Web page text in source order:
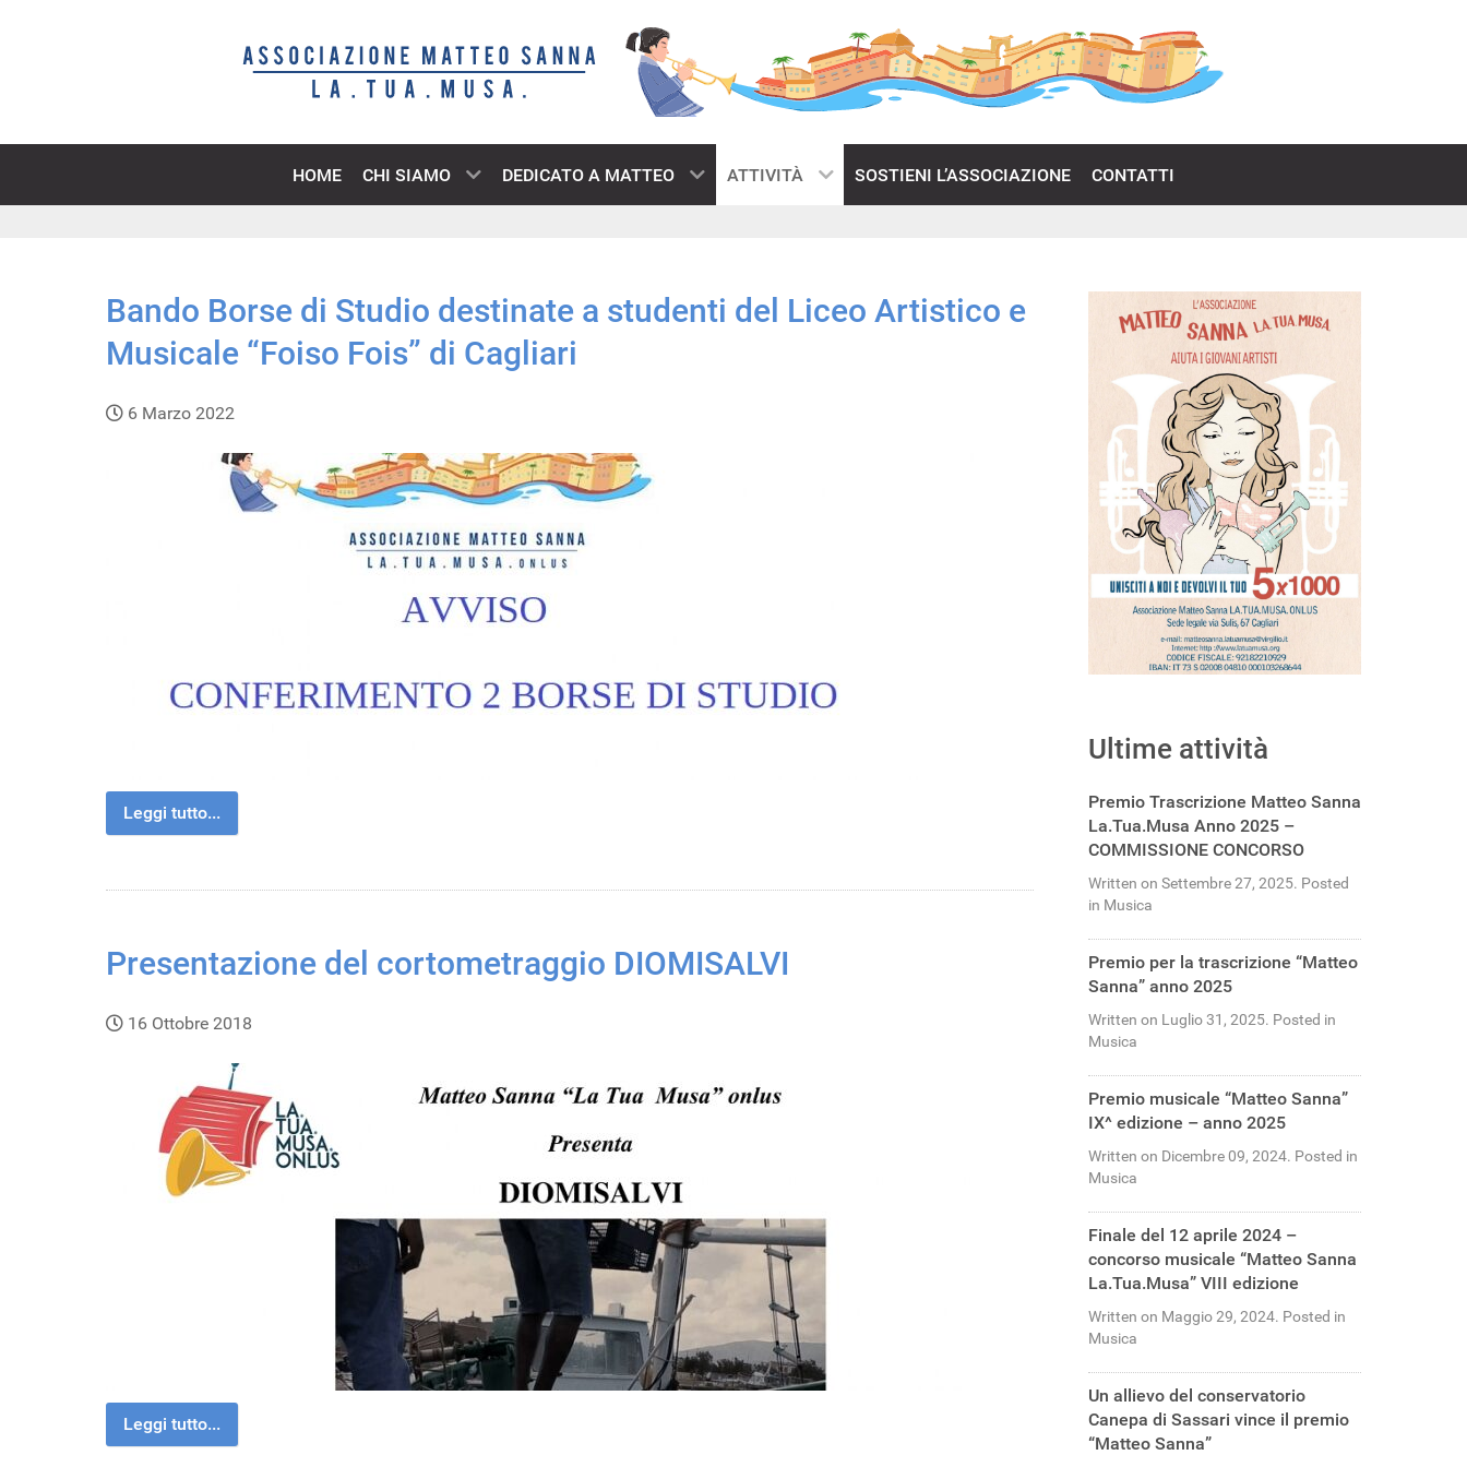
HOME CHI SIAMO DEDICATO A MATTEO ATTIVITÀ SOSTIENI L’ASSOCIAZIONE CONTATTI
Bando Borse di Studio destinate a studenti del Liceo Artistico e
Musicale “Foiso Fois” di Cagliari
6 Marzo 2022
Leggi tutto...
Presentazione del cortometraggio DIOMISALVI
16 Ottobre 2018
Leggi tutto...
Ultime attività
Premio Trascrizione Matteo Sanna
La.Tua.Musa Anno 2025 –
COMMISSIONE CONCORSO
Written on Settembre 27, 2025. Posted
in Musica
Premio per la trascrizione “Matteo
Sanna” anno 2025
Written on Luglio 31, 2025. Posted in
Musica
Premio musicale “Matteo Sanna”
IX^ edizione – anno 2025
Written on Dicembre 09, 2024. Posted in
Musica
Finale del 12 aprile 2024 –
concorso musicale “Matteo Sanna
La.Tua.Musa” VIII edizione
Written on Maggio 29, 2024. Posted in
Musica
Un allievo del conservatorio
Canepa di Sassari vince il premio
“Matteo Sanna”